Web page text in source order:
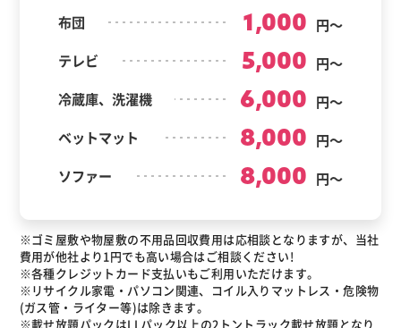
布団
1,000 円～
テレビ
5,000 円～
冷蔵庫、洗濯機
6,000 円～
ベットマット
8,000 円～
ソファー
8,000 円～
※ゴミ屋敷や物屋敷の不用品回収費用は応相談となりますが、当社
費用が他社より1円でも高い場合はご相談ください!
※各種クレジットカード支払いもご利用いただけます。
※リサイクル家電・パソコン関連、コイル入りマットレス・危険物
(ガス管・ライター等)は除きます。
※載せ放題パックはLLパック以上の2トントラック載せ放題となり